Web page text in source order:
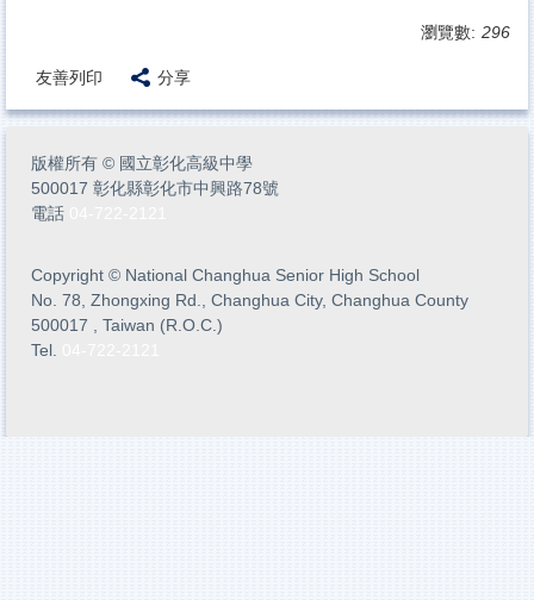
瀏覽數: 296
友善列印 分享
版權所有 © 國立彰化高級中學
500017 彰化縣彰化市中興路78號
電話
Copyright © National Changhua Senior High School
No. 78, Zhongxing Rd., Changhua City, Changhua County
500017 , Taiwan (R.O.C.)
Tel.